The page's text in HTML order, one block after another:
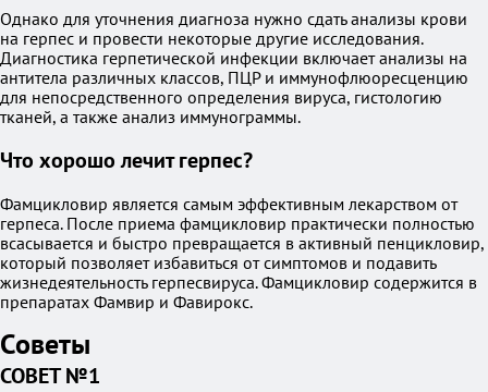
Однако для уточнения диагноза нужно сдать анализы крови
на герпес и провести некоторые другие исследования.
Диагностика герпетической инфекции включает анализы на
антитела различных классов, ПЦР и иммунофлюоресценцию
для непосредственного определения вируса, гистологию
тканей, а также анализ иммунограммы.
Что хорошо лечит герпес?
Фамцикловир является самым эффективным лекарством от
герпеса. После приема фамцикловир практически полностью
всасывается и быстро превращается в активный пенцикловир,
который позволяет избавиться от симптомов и подавить
жизнедеятельность герпесвируса. Фамцикловир содержится в
препаратах Фамвир и Фавирокс.
Советы
СОВЕТ №1